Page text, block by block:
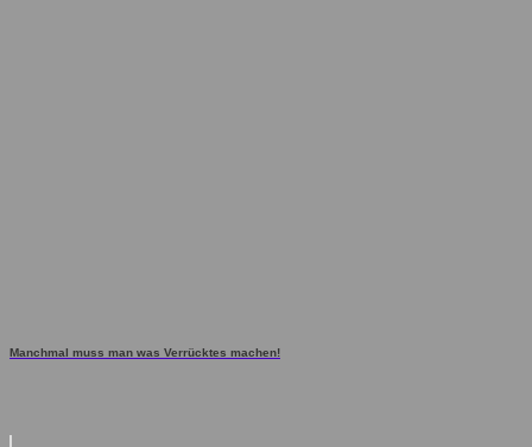
Manchmal muss man was Verrücktes machen!